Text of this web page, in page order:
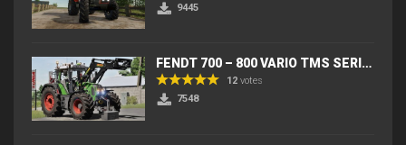
9445
FENDT 700 – 800 VARIO TMS SERIES (IC) V2
12 votes
7548